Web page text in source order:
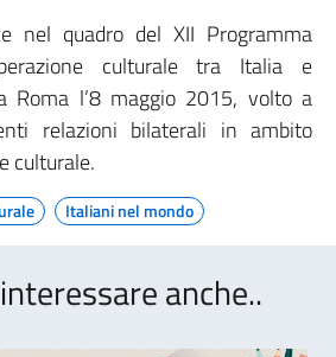
nel quadro del XII Programma
culturale tra Italia e
Roma l’8 maggio 2015, volto a
relazioni bilaterali in ambito
culturale.
Italiani nel mondo
anche..